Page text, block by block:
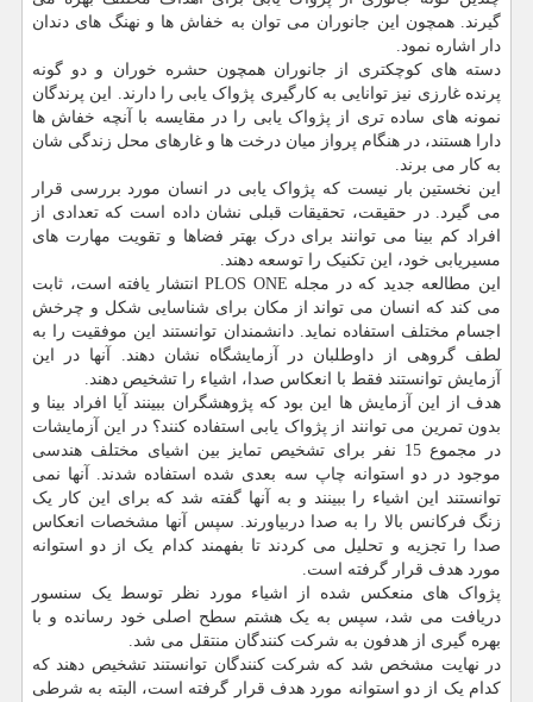
گیرند. همچون این جانوران می توان به خفاش ها و نهنگ های دندان
دار اشاره نمود.
دسته های کوچکتری از جانوران همچون حشره خوران و دو گونه
پرنده غارزی نیز توانایی به کارگیری پژواک یابی را دارند. این پرندگان
نمونه های ساده تری از پژواک یابی را در مقایسه با آنچه خفاش ها
دارا هستند، در هنگام پرواز میان درخت ها و غارهای محل زندگی شان
به کار می برند.
این نخستین بار نیست که پژواک یابی در انسان مورد بررسی قرار
می گیرد. در حقیقت، تحقیقات قبلی نشان داده است که تعدادی از
افراد کم بینا می توانند برای درک بهتر فضاها و تقویت مهارت های
مسیریابی خود، این تکنیک را توسعه دهند.
این مطالعه جدید که در مجله PLOS ONE انتشار یافته است، ثابت
می کند که انسان می تواند از مکان برای شناسایی شکل و چرخش
اجسام مختلف استفاده نماید. دانشمندان توانستند این موفقیت را به
لطف گروهی از داوطلبان در آزمایشگاه نشان دهند. آنها در این
آزمایش توانستند فقط با انعکاس صدا، اشیاء را تشخیص دهند.
هدف از این آزمایش ها این بود که پژوهشگران ببینند آیا افراد بینا و
بدون تمرین می توانند از پژواک یابی استفاده کنند؟ در این آزمایشات
در مجموع 15 نفر برای تشخیص تمایز بین اشیای مختلف هندسی
موجود در دو استوانه چاپ سه بعدی شده استفاده شدند. آنها نمی
توانستند این اشیاء را ببینند و به آنها گفته شد که برای این کار یک
زنگ فرکانس بالا را به صدا دربیاورند. سپس آنها مشخصات انعکاس
صدا را تجزیه و تحلیل می کردند تا بفهمند کدام یک از دو استوانه
مورد هدف قرار گرفته است.
پژواک های منعکس شده از اشیاء مورد نظر توسط یک سنسور
دریافت می شد، سپس به یک هشتم سطح اصلی خود رسانده و با
بهره گیری از هدفون به شرکت کنندگان منتقل می شد.
در نهایت مشخص شد که شرکت کنندگان توانستند تشخیص دهند که
کدام یک از دو استوانه مورد هدف قرار گرفته است، البته به شرطی